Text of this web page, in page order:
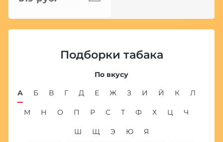
Подборки табака
По вкусу
А Б В Г Д Е Ж З И Й К Л
М Н О П Р С Т Ф Х Ц Ч
Ш Щ Э Ю Я